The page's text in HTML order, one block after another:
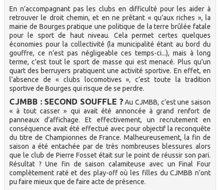
En n’accompagnant pas les clubs en difficulté pour les aider à
retrouver le droit chemin, et en ne prêtant « qu’aux riches », la
mairie de Bourges pratique une politique de la terre brûlée fatale
pour le sport de haut niveau. Cela permet certes quelques
économies pour la collectivité (la municipalité étant au bord du
gouffre, ce n’est pas négligeable ces temps-ci...), mais à long
terme, c’est tout le sport de masse qui est menacé. Plus qu’un
quart des berruyers pratiquent une activité sportive. En effet, en
l’absence de « clubs locomotives », c’est toute la tradition
sportive de Bourges qui risque de se perdre.
CJMBB : SECOND SOUFFLE ?Au CJMBB, c’est une saison
« à tout casser » qui avait été annoncée à grand renfort de
panneaux d’affichage. Et effectivement, un recrutement en
conséquence avait été effectué avec pour objectif la reconquête
du titre de Championnes de France. Malheureusement, la fin de
saison a été entachée par de très nombreuses blessures alors
que le club de Pierre Fosset était sur le point de réussir son pari.
Résultat ? Une fin de saison calamiteuse avec un Final Four
complètement raté et des play-off où les filles du CJMBB n’ont
pu faire mieux que de faire acte de présence.